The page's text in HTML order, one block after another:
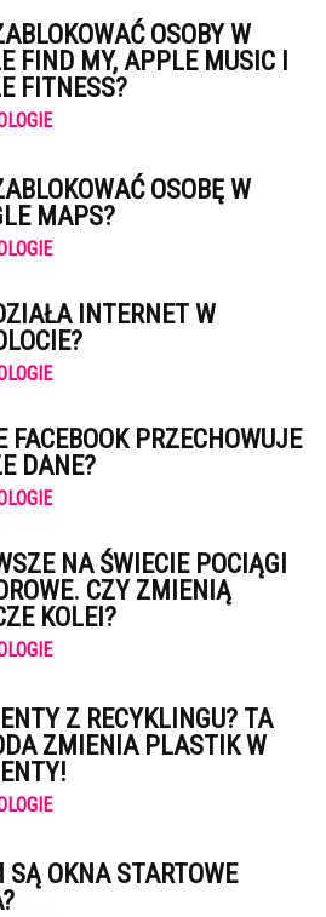
OSOBY W
FIND MY, APPLE MUSIC I
FITNESS?
OSOBĘ W
MAPS?
INTERNET W
FACEBOOK PRZECHOWUJE
DANE?
NA ŚWIECIE POCIĄGI
CZY ZMIENIĄ
KOLEI?
Z RECYKLINGU? TA
ZMIENIA PLASTIK W
SĄ OKNA STARTOWE